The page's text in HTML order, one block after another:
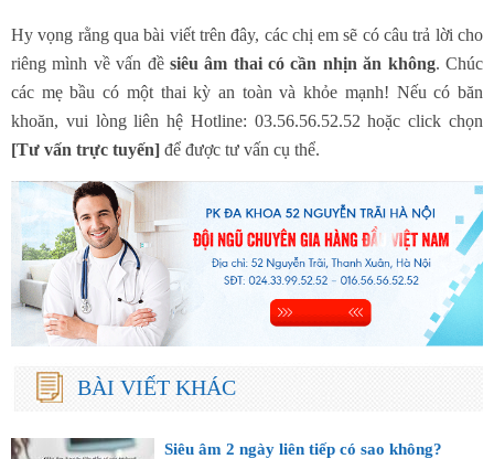
Hy vọng rằng qua bài viết trên đây, các chị em sẽ có câu trả lời cho
riêng mình về vấn đề siêu âm thai có cần nhịn ăn không. Chúc
các mẹ bầu có một thai kỳ an toàn và khỏe mạnh! Nếu có băn
khoăn, vui lòng liên hệ Hotline: 03.56.56.52.52 hoặc click chọn
[Tư vấn trực tuyến] để được tư vấn cụ thể.
BÀI VIẾT KHÁC
Siêu âm 2 ngày liên tiếp có sao không?